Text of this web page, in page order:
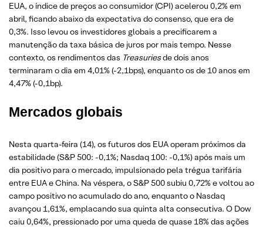
EUA, o índice de preços ao consumidor (CPI) acelerou 0,2% em
abril, ficando abaixo da expectativa do consenso, que era de
0,3%. Isso levou os investidores globais a precificarem a
manutenção da taxa básica de juros por mais tempo. Nesse
contexto, os rendimentos das Treasuriesde dois anos
terminaram o dia em 4,01% (-2,1bps), enquanto os de 10 anos em
4,47% (-0,1bp).
Mercados globais
Nesta quarta-feira (14), os futuros dos EUA operam próximos da
estabilidade (S&P 500: -0,1%; Nasdaq 100: -0,1%) após mais um
dia positivo para o mercado, impulsionado pela trégua tarifária
entre EUA e China. Na véspera, o S&P 500 subiu 0,72% e voltou ao
campo positivo no acumulado do ano, enquanto o Nasdaq
avançou 1,61%, emplacando sua quinta alta consecutiva. O Dow
caiu 0,64%, pressionado por uma queda de quase 18% das ações